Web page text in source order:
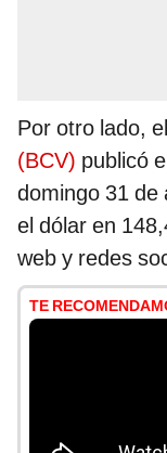
Por otro lado, el
(BCV) publicó
domingo 31 de
el dólar en
web y redes
TE